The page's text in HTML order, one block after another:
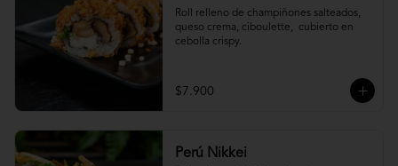
​Roll relleno de champiñones salteados,
queso crema, ciboulette,  cubierto en
cebolla crispy.
$7.900
Perú Nikkei